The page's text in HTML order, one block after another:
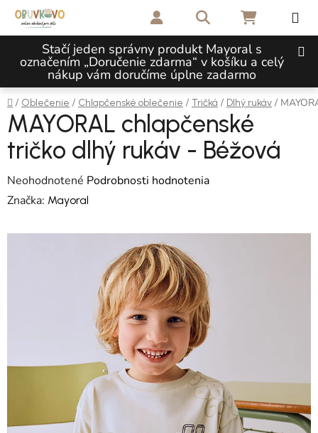
Prejsť na obsah
Stačí jeden správny produkt Mayoral s
označením „Doručenie zdarma“ v košíku a celý
nákup vám doručíme úplne zadarmo
Hľadať NÁKUPNÝ
Domov
/ Oblečenie / Chlapčenské oblečenie / Tričká / Dlhý rukáv /
MAYORAL chlapčenské
tričko dlhý rukáv - Béžová
Priemerné hodnotenie produktu je 0,0 z 5 hviezdičiek.
Neohodnotené Podrobnosti hodnotenia
Značka: Mayoral